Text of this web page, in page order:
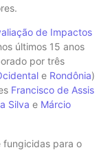
de Impactos
últimos 15 anos
por três
e Rondônia)
Francisco de Assis
Silva e Márcio
fungicidas para o